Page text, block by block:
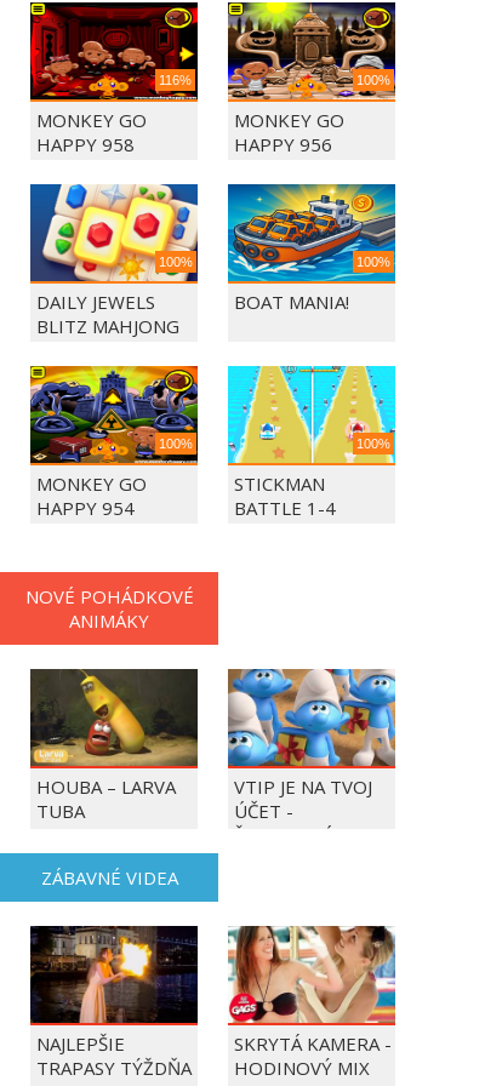
116%
MONKEY GO
HAPPY 958
100%
MONKEY GO
HAPPY 956
100%
DAILY JEWELS
BLITZ MAHJONG
100%
BOAT MANIA!
100%
MONKEY GO
HAPPY 954
100%
STICKMAN
BATTLE 1-4
NOVÉ POHÁDKOVÉ
ANIMÁKY
HOUBA – LARVA
TUBA
VTIP JE NA TVOJ
ÚČET -
ŠMOULOVÉ
ZÁBAVNÉ VIDEA
NAJLEPŠIE
TRAPASY TÝŽDŇA
SKRYTÁ KAMERA -
HODINOVÝ MIX